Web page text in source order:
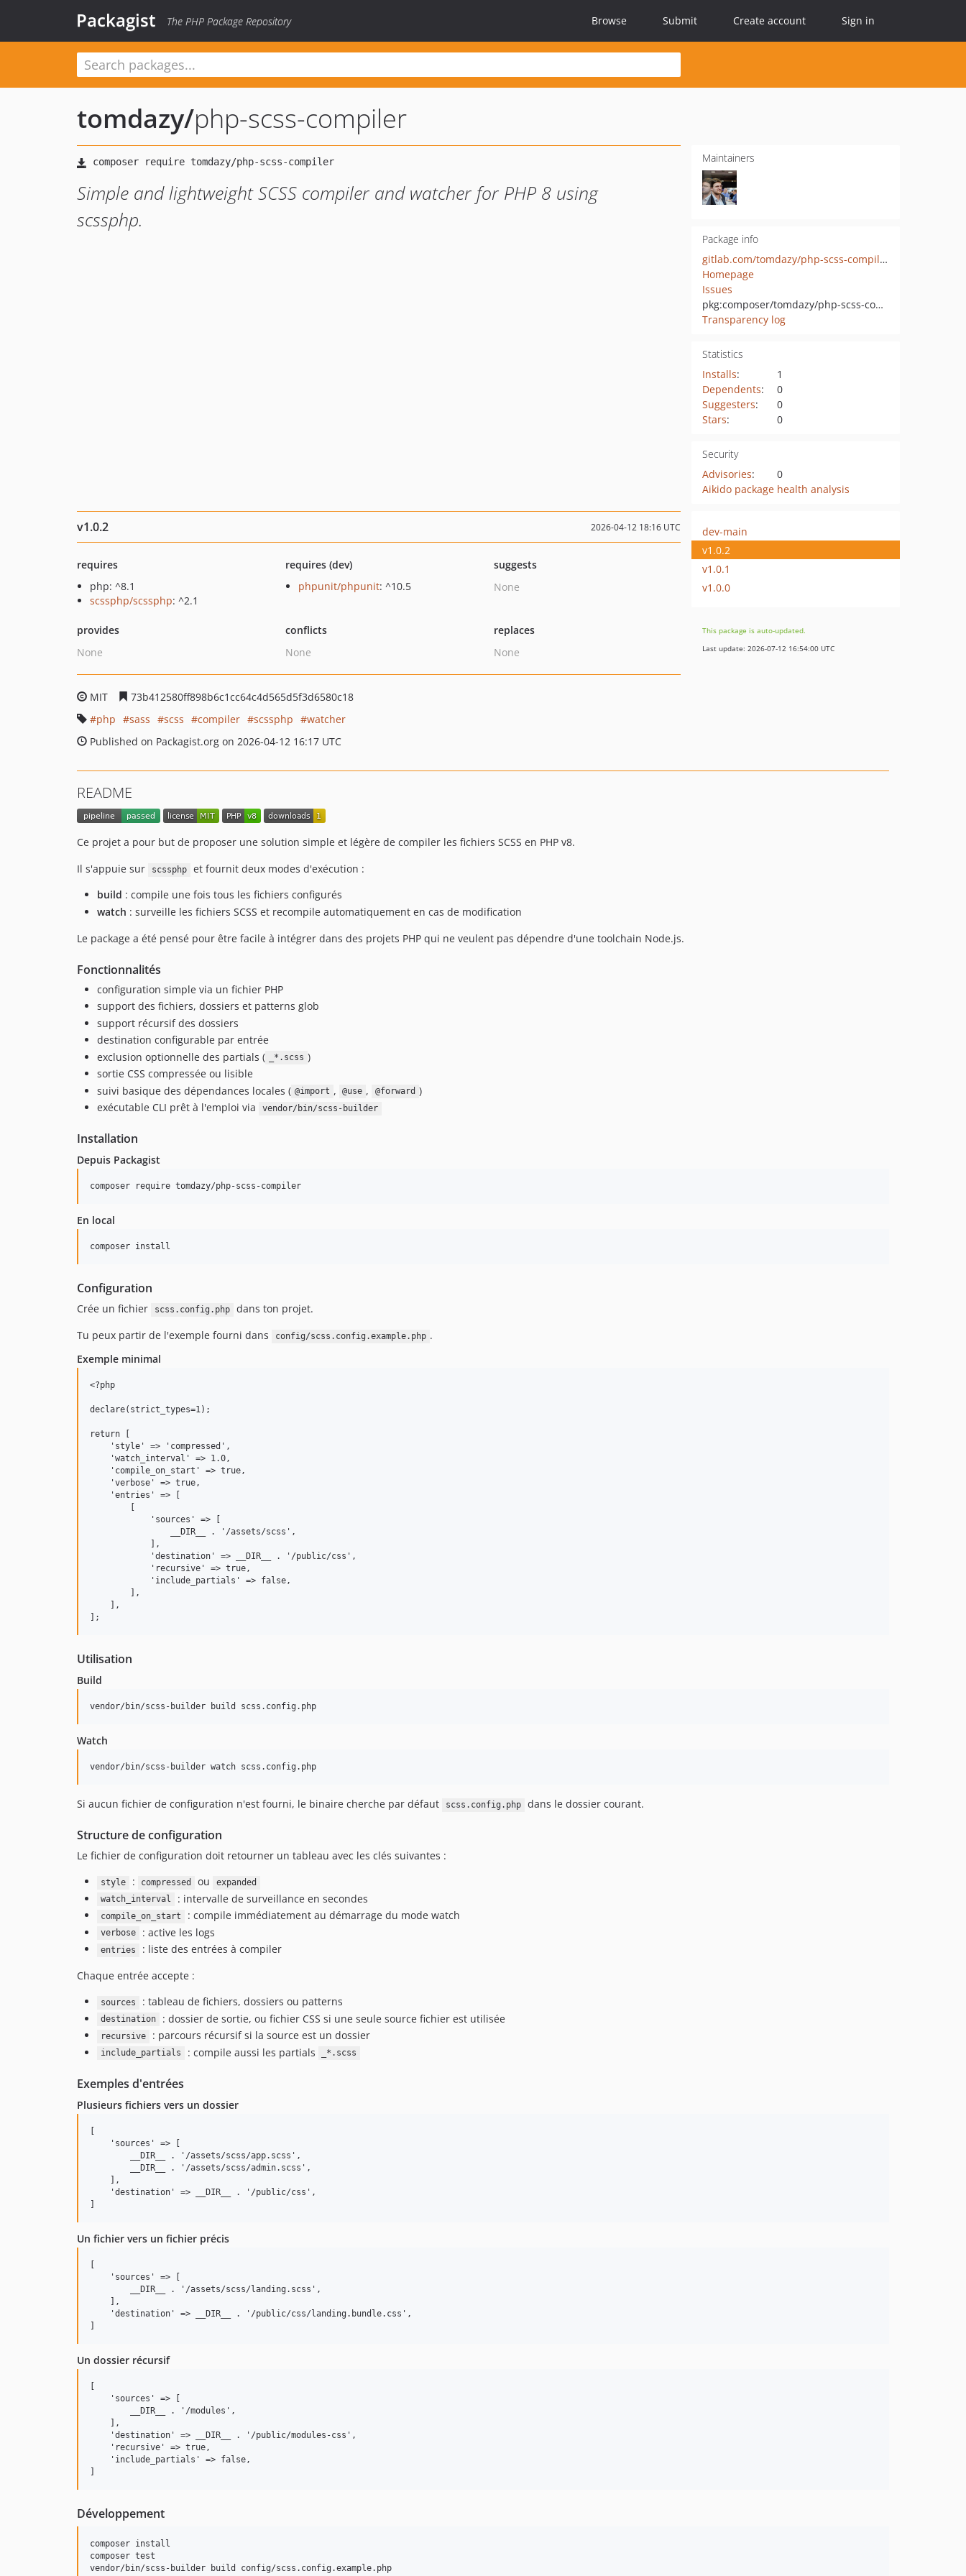
Packagist The PHP Package Repository Browse Submit Create account Sign in
tomdazy/php-scss-compiler
Simple and lightweight SCSS compiler and watcher for PHP 8 using
scssphp.
Maintainers
Package info
gitlab.com/tomdazy/php-scss-compiler
Homepage
Issues
pkg:composer/tomdazy/php-scss-compiler
Transparency log
Statistics
Installs:
1
Dependents:
0
Suggesters:
0
Stars: 0
Security
Advisories:
0
Aikido package health analysis
v1.0.2 2026-04-12 18:16 UTC
requires
php: ^8.1
scssphp/scssphp: ^2.1
requires (dev)
phpunit/phpunit: ^10.5
suggests
None
provides
None
conflicts
None
replaces
None
MIT
73b412580ff898b6c1cc64c4d565d5f3d6580c18
php
sass scss compiler scssphp
watcher
Published on Packagist.org on 2026-04-12 16:17 UTC
dev-main
v1.0.2
v1.0.1
v1.0.0
This package is auto-updated.
Last update: 2026-07-12 16:54:00 UTC
README
Ce projet a pour but de proposer une solution simple et légère de compiler les fichiers SCSS en PHP v8.
Il s'appuie sur
scssphp
et fournit deux modes d'exécution :
build : compile une fois tous les fichiers configurés
watch : surveille les fichiers SCSS et recompile automatiquement en cas de modification
Le package a été pensé pour être facile à intégrer dans des projets PHP qui ne veulent pas dépendre d'une toolchain Node.js.
Fonctionnalités
configuration simple via un fichier PHP
support des fichiers, dossiers et patterns glob
support récursif des dossiers
destination configurable par entrée
exclusion optionnelle des partials (
_*.scss )
sortie CSS compressée ou lisible
suivi basique des dépendances locales ( @import , @use , @forward )
exécutable CLI prêt à l'emploi via
vendor/bin/scss-builder
Installation
Depuis Packagist
En local
Configuration
Crée un fichier scss.config.php
dans ton projet.
Tu peux partir de l'exemple fourni dans
config/scss.config.example.php .
Exemple minimal
<?php
declare(strict_types=1);
return [
    'style' => 'compressed',
    'watch_interval' => 1.0,
    'compile_on_start' => true,
    'verbose' => true,
    'entries' => [
            'sources' => [
                __DIR__ . '/assets/scss',
            ],
            'destination' => __DIR__ . '/public/css',
            'recursive' => true,
            'include_partials' => false,
        ],
    ],
Utilisation
Build
Watch
Si aucun fichier de configuration n'est fourni, le binaire cherche par défaut scss.config.php dans le dossier courant.
Structure de configuration
Le fichier de configuration doit retourner un tableau avec les clés suivantes :
style : compressed ou
expanded
watch_interval
: intervalle de surveillance en secondes
compile_on_start : compile immédiatement au démarrage du mode watch
verbose : active les logs
entries
: liste des entrées à compiler
Chaque entrée accepte :
sources : tableau de fichiers, dossiers ou patterns
destination : dossier de sortie, ou fichier CSS si une seule source fichier est utilisée
recursive : parcours récursif si la source est un dossier
include_partials : compile aussi les partials _*.scss
Exemples d'entrées
Plusieurs fichiers vers un dossier
[
    'sources' => [
        __DIR__ . '/assets/scss/app.scss',
        __DIR__ . '/assets/scss/admin.scss',
    ],
    'destination' => __DIR__ . '/public/css',
Un fichier vers un fichier précis
[
    'sources' => [
        __DIR__ . '/assets/scss/landing.scss',
    ],
    'destination' => __DIR__ . '/public/css/landing.bundle.css',
Un dossier récursif
[
    'sources' => [
        __DIR__ . '/modules',
    ],
    'destination' => __DIR__ . '/public/modules-css',
    'recursive' => true,
    'include_partials' => false,
Développement
composer install
composer test